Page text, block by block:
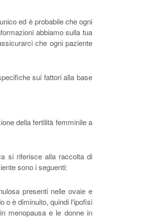
ed è probabile che ogni
abbiamo sulla tua
che ogni paziente
sui fattori alla base
della fertilità femminile a
si riferisce alla raccolta di
sono i seguenti:
presenti nelle ovaie e
o è diminuito, quindi l'ipofisi
menopausa e le donne in